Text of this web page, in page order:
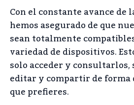
Con el constante avance de
hemos asegurado de que
sean totalmente
variedad de dispositivos.
solo acceder y
editar y compartir de forma
que prefieres.